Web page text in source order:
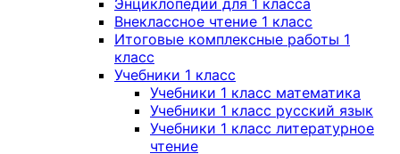
Энциклопедии для 1 класса
Внеклассное чтение 1 класс
Итоговые комплексные работы 1
класс
Учебники 1 класс
Учебники 1 класс математика
Учебники 1 класс русский язык
Учебники 1 класс литературное
чтение